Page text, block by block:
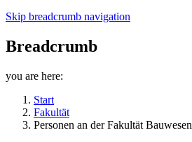
Skip breadcrumb navigation
Breadcrumb
you are here:
Start
Fakultät
Personen an der Fakultät Bauwesen